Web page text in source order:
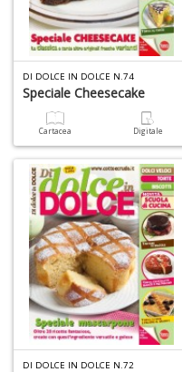
DI DOLCE IN DOLCE N.74
Speciale Cheesecake
Cartacea Digitale
DI DOLCE IN DOLCE N.72